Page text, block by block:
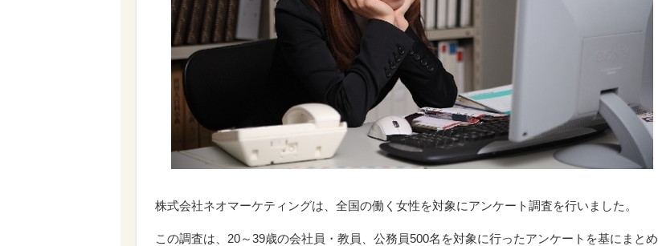
株式会社ネオマーケティングは、全国の働く女性を対象にアンケート調査を行いました。
この調査は、20～39歳の会社員・教員、公務員500名を対象に行ったアンケートを基にまとめ